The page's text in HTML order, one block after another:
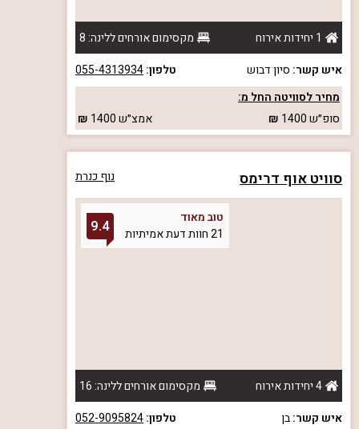
1 יחידות אירוח
מקסימום אורחים ללינה: 8
איש קשר: סיון דבוש טלפון:055-4313934
מחיר לסוויטה החל מ:
סופ״ש1400 אמצ״ש1400
סוויט אוף דרימס נוף כנרת
טוב מאוד
21 חוות דעת אמיתיות
9.4
4 יחידות אירוח
מקסימום אורחים ללינה: 16
איש קשר:בן טלפון:052-9095824